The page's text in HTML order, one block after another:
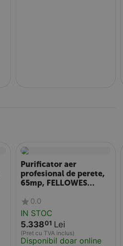
Purificator aer
profesional de perete,
65mp, FELLOWES
0.0
IN STOC
5.33801 Lei
(Pret cu TVA inclus)
Disponibil doar online